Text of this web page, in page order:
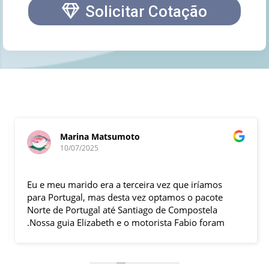
Solicitar Cotação
Marina Matsumoto
10/07/2025
Eu e meu marido era a terceira vez que iríamos
para Portugal, mas desta vez optamos o pacote
Norte de Portugal até Santiago de Compostela
.Nossa guia Elizabeth e o motorista Fabio foram